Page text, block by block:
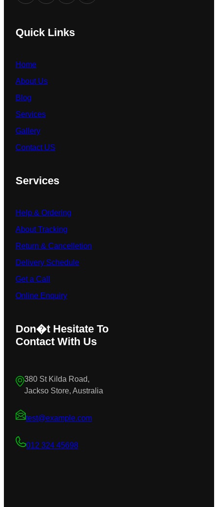
Quick Links
Home
About Us
Blog
Services
Gallery
Contact US
Services
Help & Ordering
About Tracking
Return & Cancelletion
Delivery Schedule
Get a Call
Online Enquiry
Don�t Hesitate To
Contact With Us
380 St Kilda Road,
Jackso Store, Australia
test@example.com
012 324 45698